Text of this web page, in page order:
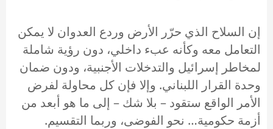
إن السلاح الذي حرّر الأرض وردع العدوان لا يمكن
التعامل معه وكأنه عبء داخلي، دون رؤية شاملة
لمخاطر إسرائيل والتدخلات الأجنبية، ودون ضمان
وحدة القرار اللبناني. وإلا فإن كل محاولة لفرض
الأمر الواقع ستقود – بلا شك – إلى ما هو أبعد من
أزمة حكومية… نحو الفوضى، وربما التقسيم.